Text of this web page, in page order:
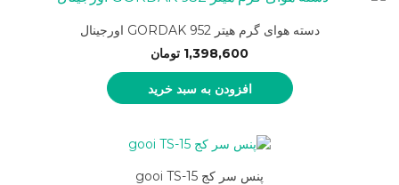
دسته هوای گرم هیتر GORDAK 952 اورجینال
1,398,600 تومان
افزودن به سبد خرید
پنس سر کج gooi TS-15